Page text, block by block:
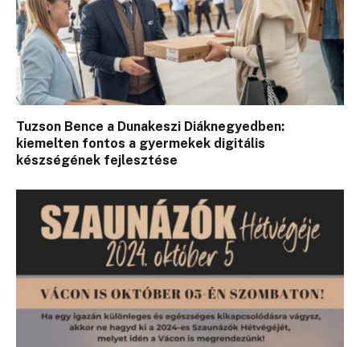
Tuzson Bence a Dunakeszi Diáknegyedben:
kiemelten fontos a gyermekek digitális
készségének fejlesztése